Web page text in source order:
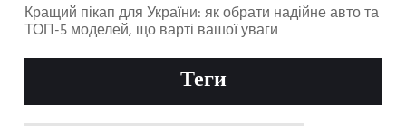
Кращий пікап для України: як обрати надійне авто та
ТОП-5 моделей, що варті вашої уваги
Теги